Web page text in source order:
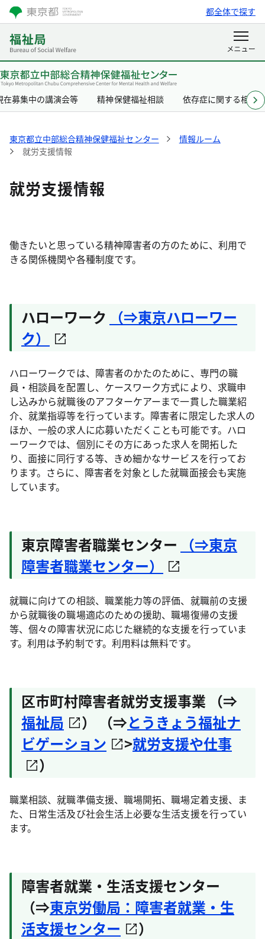
都全体で探す
在募集中の講演会等 精神保健福祉相談 依存症に関する相談
東京都立中部総合精神保健福祉センター
情報ルーム
就労支援情報
就労支援情報
働きたいと思っている精神障害者の方のために、利用で
きる関係機関や各種制度です。
ハローワーク
（⇒東京ハローワー
ク）
ハローワークでは、障害者のかたのために、専門の職
員・相談員を配置し、ケースワーク方式により、求職申
し込みから就職後のアフターケアーまで一貫した職業紹
介、就業指導等を行っています。障害者に限定した求人の
ほか、一般の求人に応募いただくことも可能です。ハロ
ーワークでは、個別にその方にあった求人を開拓した
り、面接に同行する等、きめ細かなサービスを行ってお
ります。さらに、障害者を対象とした就職面接会も実施
しています。
東京障害者職業センター
（⇒東京
障害者職業センター）
就職に向けての相談、職業能力等の評価、就職前の支援
から就職後の職場適応のための援助、職場復帰の支援
等、個々の障害状況に応じた継続的な支援を行っていま
す。利用は予約制です。利用料は無料です。
区市町村障害者就労支援事業 （⇒
福祉局
） （⇒とうきょう福祉ナ
ビゲーション
>就労支援や仕事
）
職業相談、就職準備支援、職場開拓、職場定着支援、ま
た、日常生活及び社会生活上必要な生活支援を行ってい
ます。
障害者就業・生活支援センター
（⇒東京労働局：障害者就業・生
活支援センター
）